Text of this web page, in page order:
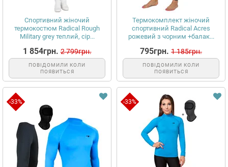
Спортивний жіночий
термокостюм Radical Rough
Military grey теплий, сір...
1 854грн. 2 799грн.
ПОВІДОМИЛИ КОЛИ
ПОЯВИТЬСЯ
Термокомплект жіночий
спортивний Radical Acres
рожевий з чорним +балак...
795грн. 1 185грн.
ПОВІДОМИЛИ КОЛИ
ПОЯВИТЬСЯ
-33% -33%